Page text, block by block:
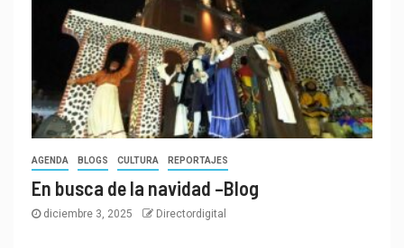
AGENDA BLOGS CULTURA REPORTAJES
En busca de la navidad –Blog
diciembre 3, 2025 Directordigital